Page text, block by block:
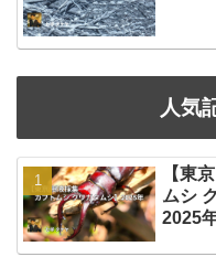
人気
【東
ムシ
2025